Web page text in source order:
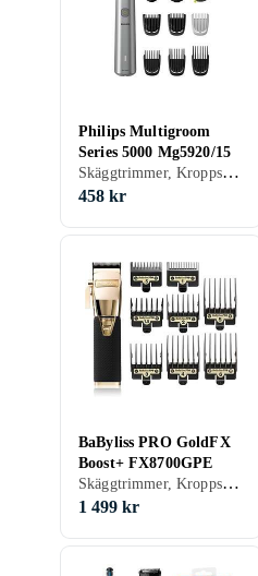
Philips Multigroom
Series 5000 Mg5920/15
Skäggtrimmer, Kroppshår, Nästrimmer & örontrimmer, Hårklippare, Batteridrift, För våt och torr användning, Gummerad greppyta, Vattentålig, Laddning via USB, Stöd för snabbladdning, Multitrimmer, Vattentät, Precisionsskärsystem, Självslipande blad, Oljefri underhåll
458 kr
BaByliss PRO GoldFX
Boost+ FX8700GPE
Skäggtrimmer, Kroppshår, Hårklippare, Batteridrift
1 499 kr